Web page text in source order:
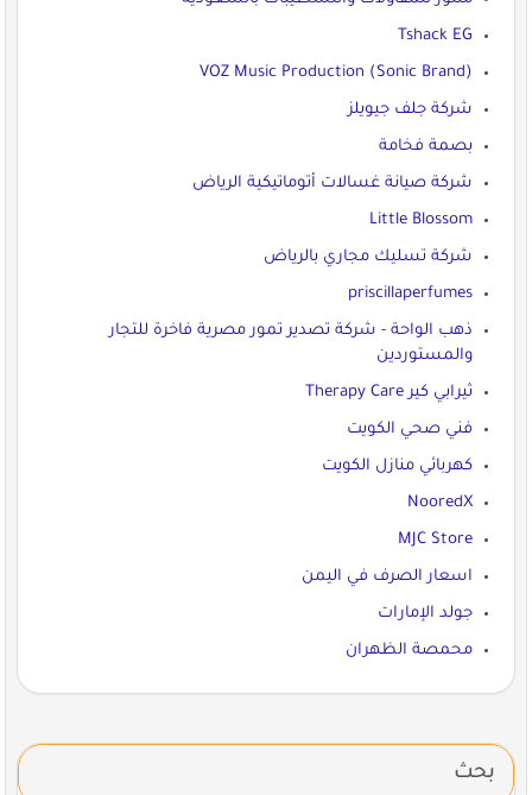
Tshack EG
VOZ Music Production (Sonic Brand)
شركة جلف جيويلز
بصمة فخامة
شركة صيانة غسالات أتوماتيكية الرياض
Little Blossom
شركة تسليك مجاري بالرياض
priscillaperfumes
ذهب الواحة - شركة تصدير تمور مصرية فاخرة للتجار
والمستوردين
ثيرابي كير Therapy Care
فني صحي الكويت
كهربائي منازل الكويت
NooredX
MJC Store
اسعار الصرف في اليمن
جولد الإمارات
محمصة الظهران
بحث